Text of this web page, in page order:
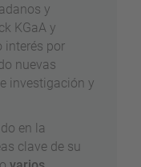
y
KGaA y
interés por
nuevas
investigación y
en la
clave de su